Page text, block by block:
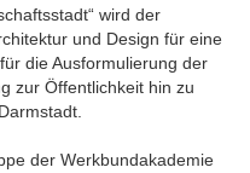
wird der
und Design für eine
die Ausformulierung der
zur Öffentlichkeit hin zu
der Werkbundakademie